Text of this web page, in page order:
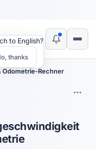
Odometrie-Rechner
to English?
thanks